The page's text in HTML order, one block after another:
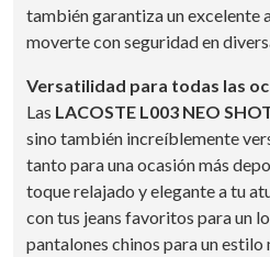
también garantiza un excelente
moverte con seguridad en
Versatilidad para todas las
Las LACOSTE L003 NEO
sino también increíblemente
tanto para una ocasión más
toque relajado y elegante a tu
con tus jeans favoritos para un
pantalones chinos para un estilo